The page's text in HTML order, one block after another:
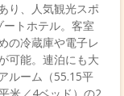
り、人気観光スポ
トホテル。客室
の冷蔵庫や電子レ
可能。連泊にも大
ルーム（55.15平